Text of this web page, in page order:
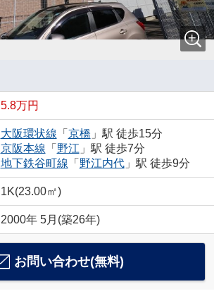
5.8万円
大阪環状線 「 京橋 」駅 徒歩15分
京阪本線 「 野江 」駅 徒歩7分
地下鉄谷町線 「 野江内代」駅 徒歩9分
1K(23.00㎡)
2000年 5月(築26年)
お問い合わせ(無料)